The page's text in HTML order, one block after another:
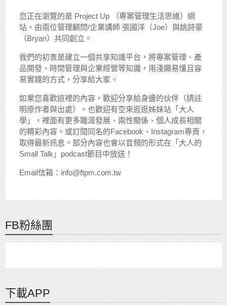
您正在瀏覽的是 Project Up （專案管理生活思維）網
站。由兩位管理顧問/企業講師 張國洋（Joe）與姚詩豪
（Bryan）共同創立。
我們的初衷是建立一個共享知識平台，將專案管理、產
品開發、時間管理與企業經營等知識，用淺顯易懂且容
易實踐的方式，分享給大家。
如果您喜歡這裡的內容，歡迎分享給身邊的伙伴（請註
明原作者與出處）。也歡迎有空來逛逛姊妹站「大人
學」，裡面有更多職涯發展、兩性關係、個人成長相關
的精彩內容。或訂閱同名的Facebook、Instagram專頁，
取得最新訊息。部分內容也會以音頻的形式在「大人的
Small Talk」podcast節目中放送！
Email信箱：info@ftpm.com.tw
FB粉絲團
下載APP